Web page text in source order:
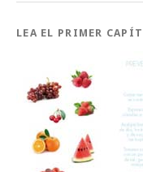
LEA EL PRIMER